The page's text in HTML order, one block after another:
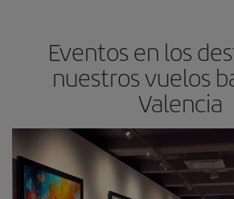
Eventos en los
nuestros vuelos
Valencia